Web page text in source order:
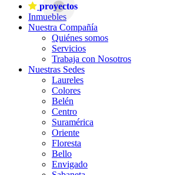
proyectos
Inmuebles
Nuestra Compañía
Quiénes somos
Servicios
Trabaja con Nosotros
Nuestras Sedes
Laureles
Colores
Belén
Centro
Suramérica
Oriente
Floresta
Bello
Envigado